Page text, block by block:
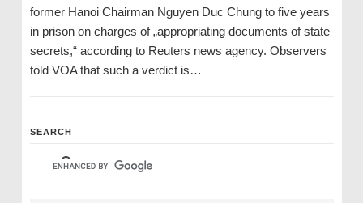
former Hanoi Chairman Nguyen Duc Chung to five years
in prison on charges of „appropriating documents of state
secrets,“ according to Reuters news agency. Observers
told VOA that such a verdict is…
SEARCH